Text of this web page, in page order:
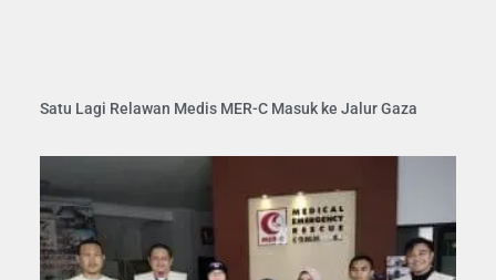
Satu Lagi Relawan Medis MER-C Masuk ke Jalur Gaza